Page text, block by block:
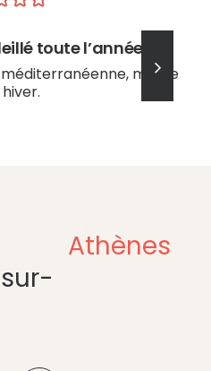
toute l’année
même
Athènes